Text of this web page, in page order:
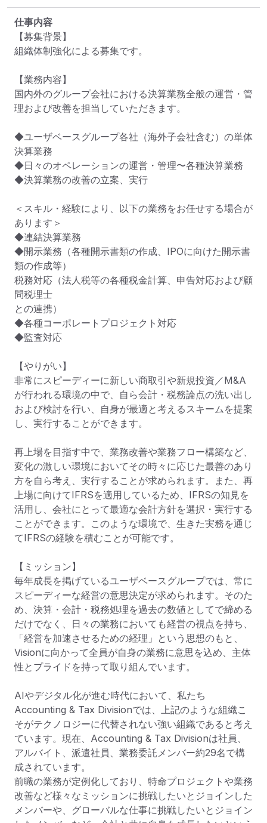
仕事内容
【募集背景】
組織体制強化による募集です。
【業務内容】
国内外のグループ会社における決算業務全般の運営・管
理および改善を担当していただきます。
◆ユーザベースグループ各社（海外子会社含む）の単体
決算業務
◆日々のオペレーションの運営・管理〜各種決算業務
◆決算業務の改善の立案、実行
＜スキル・経験により、以下の業務をお任せする場合が
あります＞
◆連結決算業務
◆開示業務（各種開示書類の作成、IPOに向けた開示書
類の作成等）
税務対応（法人税等の各種税金計算、申告対応および顧
問税理士
との連携）
◆各種コーポレートプロジェクト対応
◆監査対応
【やりがい】
非常にスピーディーに新しい商取引や新規投資／M&A
が行われる環境の中で、自ら会計・税務論点の洗い出し
および検討を行い、自身が最適と考えるスキームを提案
し、実行することができます。
再上場を目指す中で、業務改善や業務フロー構築など、
変化の激しい環境においてその時々に応じた最善のあり
方を自ら考え、実行することが求められます。また、再
上場に向けてIFRSを適用しているため、IFRSの知見を
活用し、会社にとって最適な会計方針を選択・実行する
ことができます。このような環境で、生きた実務を通じ
てIFRSの経験を積むことが可能です。
【ミッション】
毎年成長を掲げているユーザベースグループでは、常に
スピーディーな経営の意思決定が求められます。そのた
め、決算・会計・税務処理を過去の数値としてで締める
だけでなく、日々の業務においても経営の視点を持ち、
「経営を加速させるための経理」という思想のもと、
Visionに向かって全員が自身の業務に意思を込め、主体
性とプライドを持って取り組んでいます。
AIやデジタル化が進む時代において、私たち
Accounting & Tax Divisionでは、上記のような組織こ
そがテクノロジーに代替されない強い組織であると考え
ています。現在、Accounting & Tax Divisionは社員、
アルバイト、派遣社員、業務委託メンバー約29名で構
成されています。
前職の業務が定例化しており、特命プロジェクトや業務
改善など様々なミッションに挑戦したいとジョインした
メンバーや、グローバルな仕事に挑戦したいとジョイン